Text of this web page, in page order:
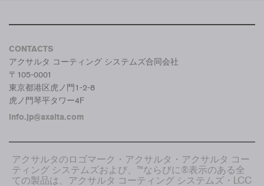
CONTACTS
アクサルタ コーティング システムズ合同会社
〒105-0001
東京都港区虎ノ門1-2-8
虎ノ門琴平タワー4F
info.jp@axalta.com
アクサルタのロゴマーク・アクサルタ・アクサルタ コー
ティング システムズおよび、™ならびに®表示のある全
ての製品は、アクサルタ コーティング システムズ・LCC